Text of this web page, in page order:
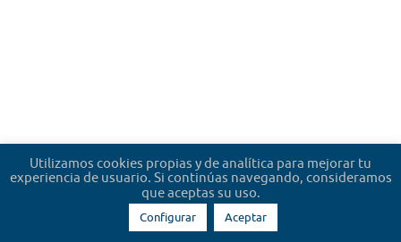
Utilizamos cookies propias y de analítica para mejorar tu
experiencia de usuario. Si continúas navegando, consideramos
que aceptas su uso.
Configurar Aceptar